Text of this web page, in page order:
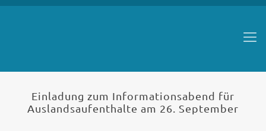
Einladung zum Informationsabend für
Auslandsaufenthalte am 26. September